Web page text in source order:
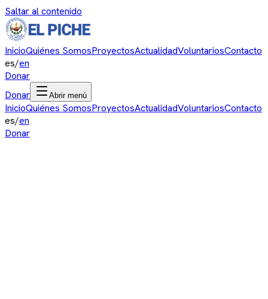
Saltar al contenido
InicioQuiénes SomosProyectosActualidadVoluntariosContacto
es/en
Donar
Donar
Abrir menú
InicioQuiénes SomosProyectosActualidadVoluntariosContacto
es/en
Donar